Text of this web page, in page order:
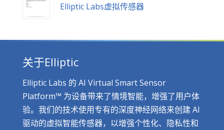
Elliptic Labs虚拟传感器
关于Elliptic
Elliptic Labs 的 AI Virtual Smart Sensor
Platform™ 为设备带来了情境智能，增强了用户体
验。我们的技术使用专有的深度神经网络来创建 AI
驱动的虚拟智能传感器，以增强个性化、隐私性和